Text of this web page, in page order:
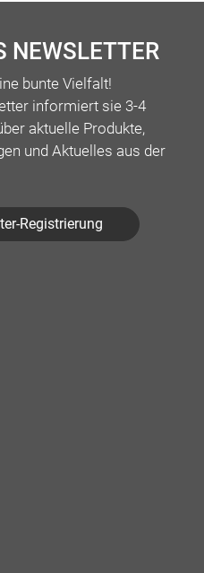
NEWSLETTER
bunte Vielfalt!
informiert sie 3-4
aktuelle Produkte,
und Aktuelles aus der
Registrierung